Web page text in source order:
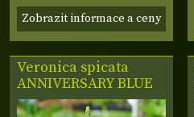
Zobrazit informace a ceny
Veronica spicata
ANNIVERSARY BLUE